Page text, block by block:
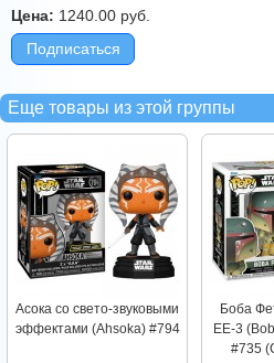
Цена: 1240.00 руб.
Подписаться
Еще товары из этой группы
Асока со свето-звуковыми
эффектами (Ahsoka) #794
Боба
EE-3
#735